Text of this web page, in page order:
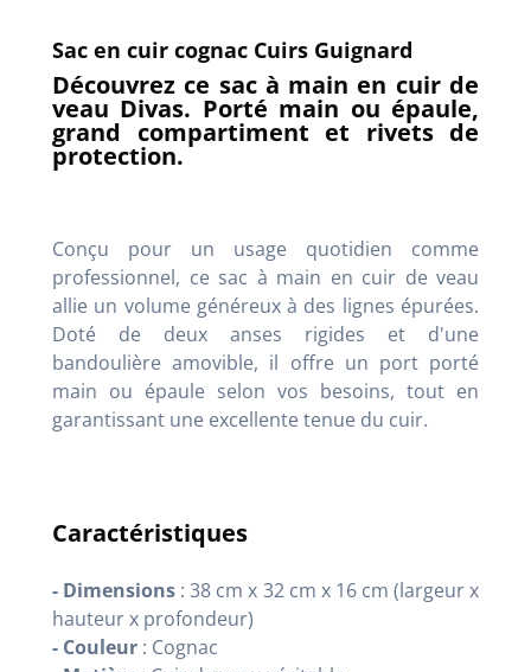
Sac en cuir cognac Cuirs Guignard
Découvrez ce sac à main en cuir de
veau Divas. Porté main ou épaule,
grand compartiment et rivets de
protection.
Conçu pour un usage quotidien comme
professionnel, ce sac à main en cuir de veau
allie un volume généreux à des lignes épurées.
Doté de deux anses rigides et d'une
bandoulière amovible, il offre un port porté
main ou épaule selon vos besoins, tout en
garantissant une excellente tenue du cuir.
Caractéristiques
- Dimensions : 38 cm x 32 cm x 16 cm (largeur x
hauteur x profondeur)
- Couleur : Cognac